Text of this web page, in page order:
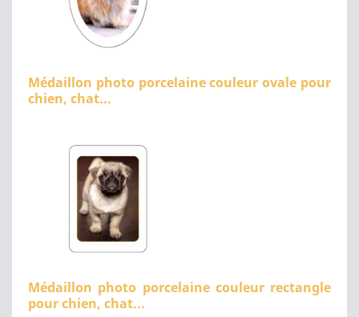
Médaillon photo porcelaine couleur ovale pour
chien, chat...
Médaillon photo porcelaine couleur rectangle
pour chien, chat...